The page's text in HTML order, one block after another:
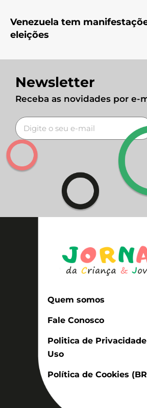
Venezuela tem
eleições
Newsletter
Receba as novidades por e-
Quem somos
Fale Conosco
Politica de
Uso
Política de Cookies